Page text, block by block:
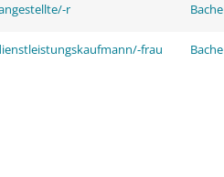
r
frau